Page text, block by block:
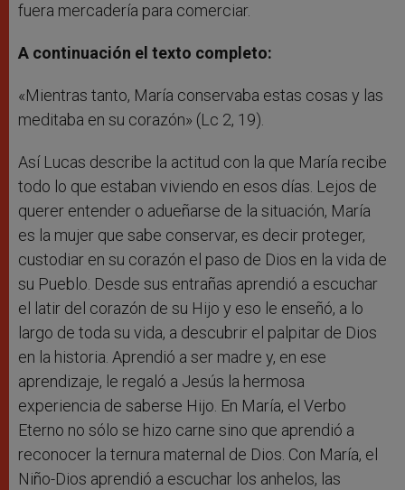
fuera mercadería para comerciar.
A continuación el texto completo:
«Mientras tanto, María conservaba estas cosas y las
meditaba en su corazón» (Lc 2, 19).
Así Lucas describe la actitud con la que María recibe
todo lo que estaban viviendo en esos días. Lejos de
querer entender o adueñarse de la situación, María
es la mujer que sabe conservar, es decir proteger,
custodiar en su corazón el paso de Dios en la vida de
su Pueblo. Desde sus entrañas aprendió a escuchar
el latir del corazón de su Hijo y eso le enseñó, a lo
largo de toda su vida, a descubrir el palpitar de Dios
en la historia. Aprendió a ser madre y, en ese
aprendizaje, le regaló a Jesús la hermosa
experiencia de saberse Hijo. En María, el Verbo
Eterno no sólo se hizo carne sino que aprendió a
reconocer la ternura maternal de Dios. Con María, el
Niño-Dios aprendió a escuchar los anhelos, las